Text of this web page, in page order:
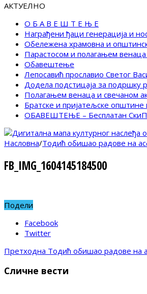
АКТУЕЛНО
О Б А В Е Ш Т Е Њ Е
Награђени ђаци генерација и
Обележена храмовна и
Парастосом и полагањем
Обавештење
Лепосавић прославио Светог
Додела подстицаја за подршку
Полагањем венаца и свечаном
Братске и пријатељске
ОБАВЕШТЕЊЕ – Бесплатан
Насловна/Тодић обишао радове на
FB_IMG_1604145184500
Подели
Facebook
Twitter
Претходна Тодић обишао радове на
Сличне вести